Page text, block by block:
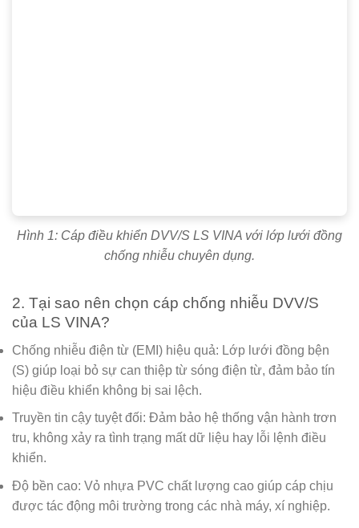
Hình 1: Cáp điều khiển DVV/S LS VINA với lớp lưới đồng
chống nhiễu chuyên dụng.
2. Tại sao nên chọn cáp chống nhiễu DVV/S
của LS VINA?
Chống nhiễu điện từ (EMI) hiệu quả: Lớp lưới đồng bện
(S) giúp loại bỏ sự can thiệp từ sóng điện từ, đảm bảo tín
hiệu điều khiển không bị sai lệch.
Truyền tin cậy tuyệt đối: Đảm bảo hệ thống vận hành trơn
tru, không xảy ra tình trạng mất dữ liệu hay lỗi lệnh điều
khiển.
Độ bền cao: Vỏ nhựa PVC chất lượng cao giúp cáp chịu
được tác động môi trường trong các nhà máy, xí nghiệp.